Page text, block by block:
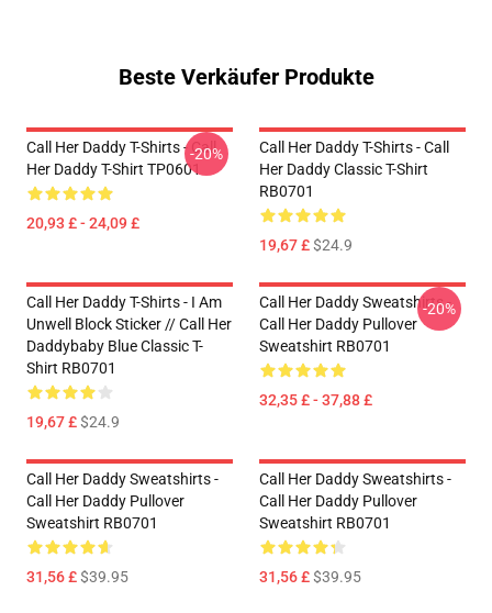
Beste Verkäufer Produkte
Call Her Daddy T-Shirts - Call
Her Daddy T-Shirt TP0601
20,93 £ - 24,09 £
-20%
Call Her Daddy T-Shirts - Call
Her Daddy Classic T-Shirt
RB0701
19,67 £$24.9
Call Her Daddy T-Shirts - I Am
Unwell Block Sticker // Call Her
Daddybaby Blue Classic T-
Shirt RB0701
19,67 £$24.9
Call Her Daddy Sweatshirts -
Call Her Daddy Pullover
Sweatshirt RB0701
32,35 £ - 37,88 £
-20%
Call Her Daddy Sweatshirts -
Call Her Daddy Pullover
Sweatshirt RB0701
31,56 £$39.95
Call Her Daddy Sweatshirts -
Call Her Daddy Pullover
Sweatshirt RB0701
31,56 £$39.95